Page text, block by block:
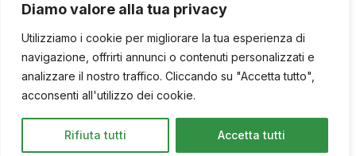
Diamo valore alla tua privacy
Utilizziamo i cookie per migliorare la tua esperienza di
navigazione, offrirti annunci o contenuti personalizzati e
analizzare il nostro traffico. Cliccando su "Accetta tutto",
acconsenti all'utilizzo dei cookie.
Rifiuta tutti Accetta tutti
Policy
© 2026. © U.Ti.Farma – All
Qwince